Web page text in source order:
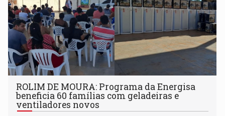
ROLIM DE MOURA: Programa da Energisa
beneficia 60 famílias com geladeiras e
ventiladores novos